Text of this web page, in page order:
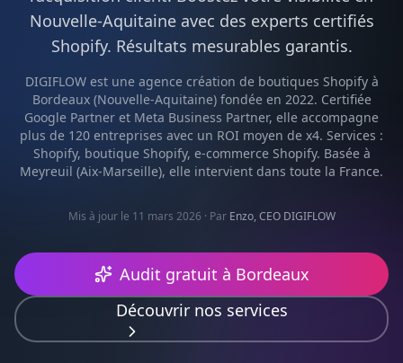
Nouvelle-Aquitaineavec des experts certifiés
Shopify. Résultats mesurables garantis.
DIGIFLOW est une agence création de boutiques Shopifyà
Bordeaux(Nouvelle-Aquitaine) fondée en 2022. Certifiée
Google Partner et Meta Business Partner, elle accompagne
plus de 120 entreprises avec un ROI moyen de x4. Services :
Shopify, boutique Shopify, e-commerce Shopify. Basée à
Meyreuil (Aix-Marseille), elle intervient dans toute la France.
Mis à jour le 11 mars 2026 · Par Enzo, CEO DIGIFLOW
Audit gratuit à Bordeaux
Découvrir nos services